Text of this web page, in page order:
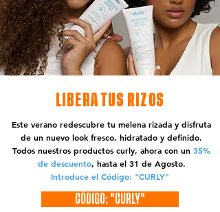
LIBERA TUS RIZOS
Este verano redescubre tu melena rizada y disfruta
de un nuevo look fresco, hidratado y definido.
Todos nuestros productos curly, ahora con un 35%
de descuento, hasta el 31 de Agosto.
Introduce el Código: "CURLY"
CÓDIGO: "CURLY"